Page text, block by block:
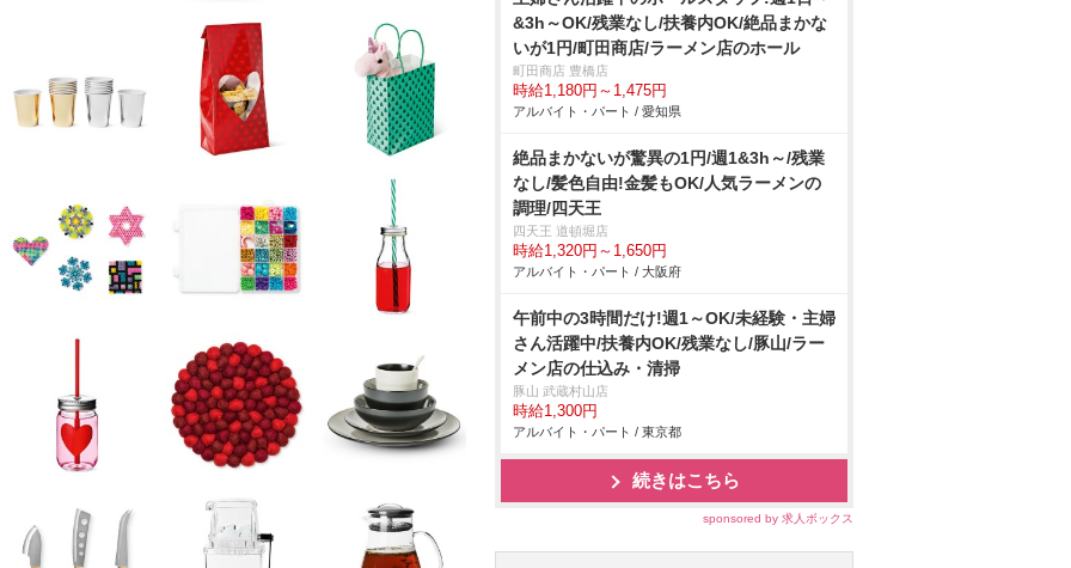
&3h～OK/残業なし/扶養内OK/絶品まかな
いが1円/町田商店/ラーメン店のホール
町田商店 豊橋店
時給1,180円～1,475円
アルバイト・パート / 愛知県
絶品まかないが驚異の1円/週1&3h～/残業
なし/髪色自由!金髪もOK/人気ラーメンの
調理/四天王
四天王 道頓堀店
時給1,320円～1,650円
アルバイト・パート / 大阪府
午前中の3時間だけ!週1～OK/未経験・主婦
さん活躍中/扶養内OK/残業なし/豚山/ラー
メン店の仕込み・清掃
豚山 武蔵村山店
時給1,300円
アルバイト・パート / 東京都
続きはこちら
sponsored by 求人ボックス